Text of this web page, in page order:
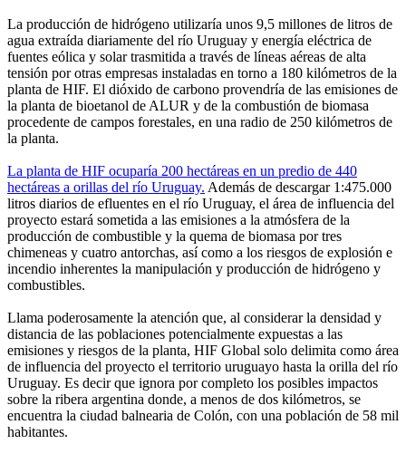
La producción de hidrógeno utilizaría unos 9,5 millones de litros de
agua extraída diariamente del río Uruguay y energía eléctrica de
fuentes eólica y solar trasmitida a través de líneas aéreas de alta
tensión por otras empresas instaladas en torno a 180 kilómetros de la
planta de HIF. El dióxido de carbono provendría de las emisiones de
la planta de bioetanol de ALUR y de la combustión de biomasa
procedente de campos forestales, en una radio de 250 kilómetros de
la planta.
La planta de HIF ocuparía 200 hectáreas en un predio de 440
hectáreas a orillas del río Uruguay. Además de descargar 1:475.000
litros diarios de efluentes en el río Uruguay, el área de influencia del
proyecto estará sometida a las emisiones a la atmósfera de la
producción de combustible y la quema de biomasa por tres
chimeneas y cuatro antorchas, así como a los riesgos de explosión e
incendio inherentes la manipulación y producción de hidrógeno y
combustibles.
Llama poderosamente la atención que, al considerar la densidad y
distancia de las poblaciones potencialmente expuestas a las
emisiones y riesgos de la planta, HIF Global solo delimita como área
de influencia del proyecto el territorio uruguayo hasta la orilla del río
Uruguay. Es decir que ignora por completo los posibles impactos
sobre la ribera argentina donde, a menos de dos kilómetros, se
encuentra la ciudad balnearia de Colón, con una población de 58 mil
habitantes.